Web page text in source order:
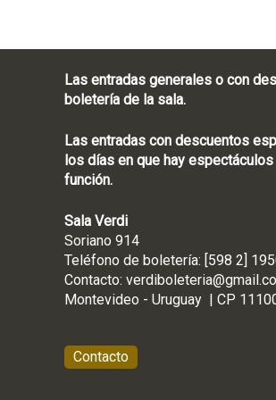
Las entradas generales o con
boletería de la sala.
Las entradas con descuentos
los días en que hay
función.
Sala Verdi
Soriano 914
Teléfono de
Contacto:
Contacto